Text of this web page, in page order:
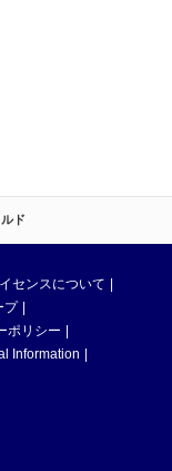
ド
センスについて
プ
ポリシー
Information